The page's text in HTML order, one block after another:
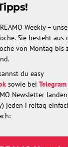
Weekly –
Sie besteht aus
von Montag bis
du easy
sowie bei Telegram
Newsletter
jeden Freitag